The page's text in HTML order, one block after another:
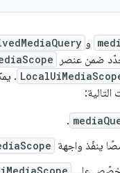
و
ضمن عنصر
.
التالية:
.
ينفّذ واجهة